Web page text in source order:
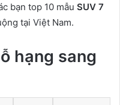
bạn top 10 mẫu SUV 7
tại Việt Nam.
hạng sang